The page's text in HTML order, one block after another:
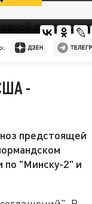
-
предстоящей
по "Минску-2" и